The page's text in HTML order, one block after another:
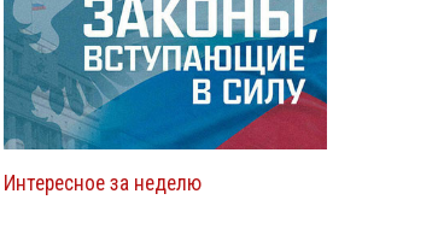
Интересное за неделю